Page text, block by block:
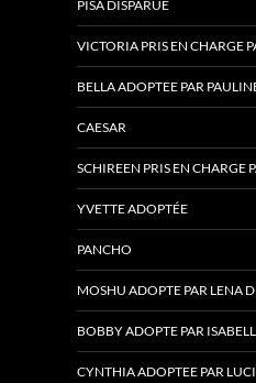
PISA DISPARUE
VICTORIA PRIS EN CHARGE
BELLA ADOPTEE PAR
CAESAR
SCHIREEN PRIS EN CHARGE
YVETTE ADOPTÉE
PANCHO
MOSHU ADOPTE PAR LENA
BOBBY ADOPTE PAR
CYNTHIA ADOPTEE PAR